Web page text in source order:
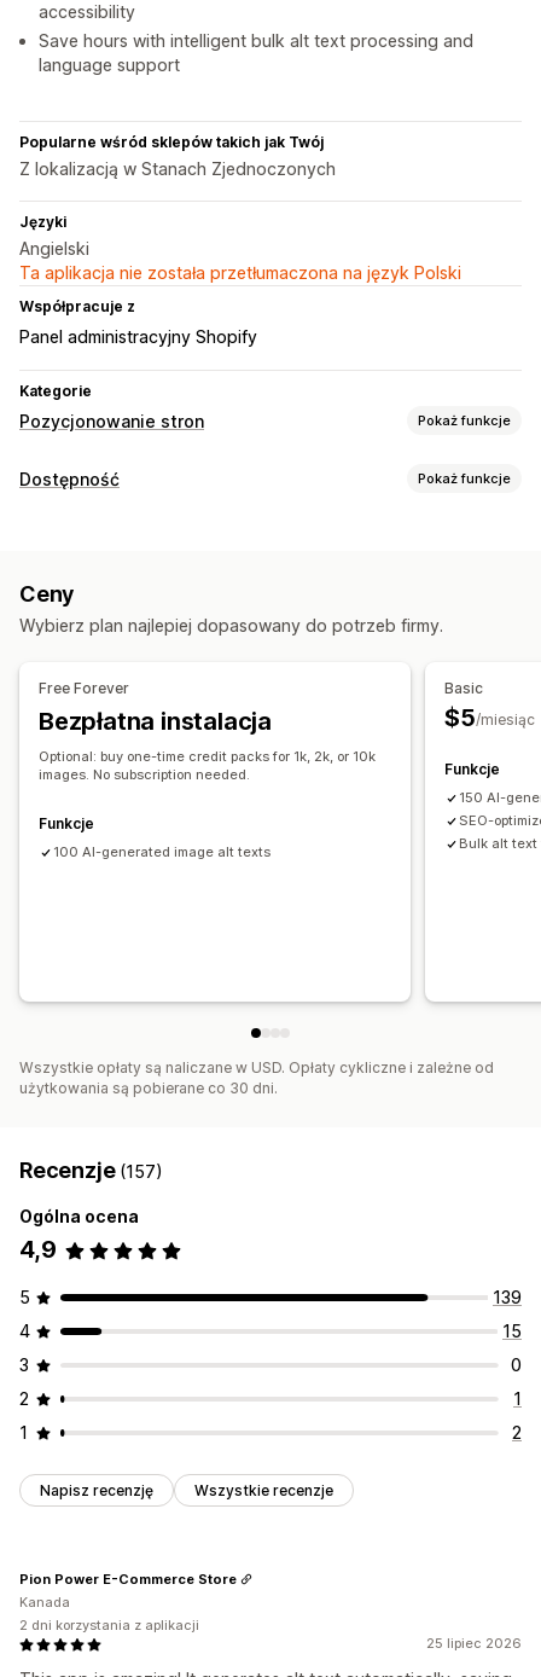
accessibility
Save hours with intelligent bulk alt text processing and
language support
Popularne wśród sklepów takich jak Twój
Z lokalizacją w Stanach Zjednoczonych
Języki
Angielski
Ta aplikacja nie została przetłumaczona na język Polski
Współpracuje z
Panel administracyjny Shopify
Kategorie
Pozycjonowanie stron Pokaż funkcje
Narzędzia SEO
Optymalizacja metadanych
Informacje i wskazówki
Analizy słów kluczowych
Dostępność Pokaż funkcje
Oparte na sztucznej inteligencji
Ceny
Wybierz plan najlepiej dopasowany do potrzeb firmy.
Free Forever
Bezpłatna instalacja
Optional: buy one-time credit packs for 1k, 2k, or 10k
images. No subscription needed.
Funkcje
100 AI-generated image alt texts
Basic
$5/miesiąc
Funkcje
150 AI-
SEO-
Bulk alt text
Wszystkie opłaty są naliczane w USD. Opłaty cykliczne i zależne od
użytkowania są pobierane co 30 dni.
Recenzje (157)
Ogólna ocena
4,9
5
139
4
15
3
0
2
1
1
2
Napisz recenzję Wszystkie recenzje
25 lipiec 2026
Pion Power E-Commerce Store
Kanada
2 dni korzystania z aplikacji